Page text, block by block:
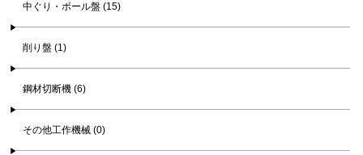
中ぐり・ボール盤 (15)
削り盤 (1)
鋼材切断機 (6)
その他工作機械 (0)